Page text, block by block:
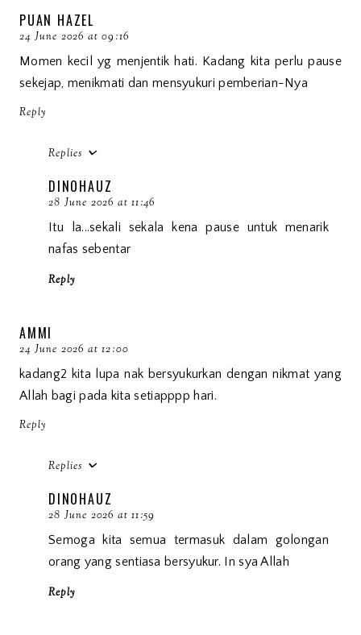
PUAN HAZEL
24 June 2026 at 09:16
Momen kecil yg menjentik hati. Kadang kita perlu pause
sekejap, menikmati dan mensyukuri pemberian-Nya
Reply
Replies
DINOHAUZ
28 June 2026 at 11:46
Itu la...sekali sekala kena pause untuk menarik
nafas sebentar
Reply
AMMI
24 June 2026 at 12:00
kadang2 kita lupa nak bersyukurkan dengan nikmat yang
Allah bagi pada kita setiapppp hari.
Reply
Replies
DINOHAUZ
28 June 2026 at 11:59
Semoga kita semua termasuk dalam golongan
orang yang sentiasa bersyukur. In sya Allah
Reply